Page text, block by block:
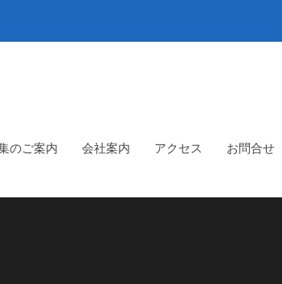
のご案内 会社案内 アクセス お問合せ